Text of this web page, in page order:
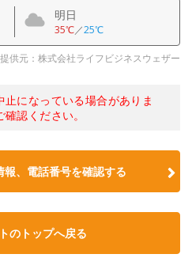
明日
35℃／25℃
供元：株式会社ライフビジネスウェザー
になっている場合がありま
認ください。
、電話番号を確認する
のトップへ戻る